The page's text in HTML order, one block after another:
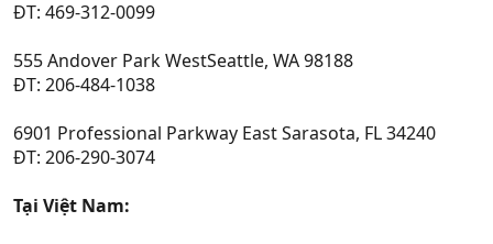
ĐT: 469-312-0099
555 Andover Park WestSeattle, WA 98188
ĐT: 206-484-1038
6901 Professional Parkway East Sarasota, FL 34240
ĐT: 206-290-3074
Tại Việt Nam: